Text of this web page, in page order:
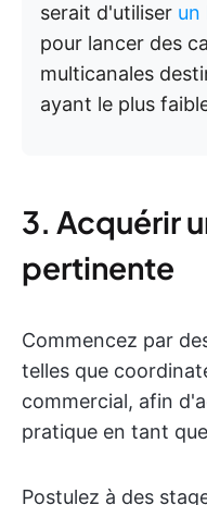
serait d'utiliser un
pour lancer des
multicanales
ayant le plus
3. Acquérir
pertinente
Commencez par
telles que
commercial, afin
pratique en tant
Postulez à des